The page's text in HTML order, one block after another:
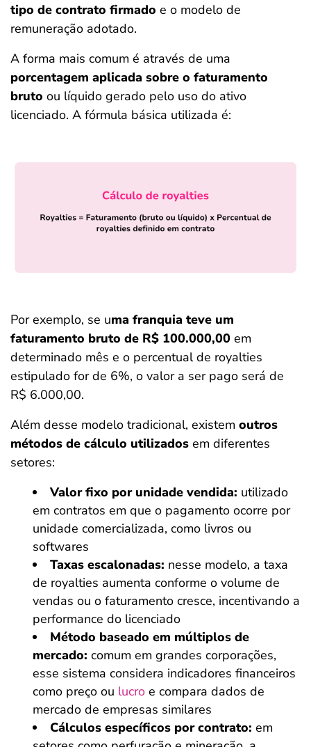
tipo de contrato firmado e o modelo de
remuneração adotado.
A forma mais comum é através de uma
porcentagem aplicada sobre o faturamento
bruto ou líquido gerado pelo uso do ativo
licenciado. A fórmula básica utilizada é:
Por exemplo, se uma franquia teve um
faturamento bruto de R$ 100.000,00 em
determinado mês e o percentual de royalties
estipulado for de 6%, o valor a ser pago será de
R$ 6.000,00.
Além desse modelo tradicional, existem outros
métodos de cálculo utilizados em diferentes
setores:
Valor fixo por unidade vendida: utilizado
em contratos em que o pagamento ocorre por
unidade comercializada, como livros ou
softwares
Taxas escalonadas: nesse modelo, a taxa
de royalties aumenta conforme o volume de
vendas ou o faturamento cresce, incentivando a
performance do licenciado
Método baseado em múltiplos de
mercado: comum em grandes corporações,
esse sistema considera indicadores financeiros
como preço ou lucro e compara dados de
mercado de empresas similares
Cálculos específicos por contrato: em